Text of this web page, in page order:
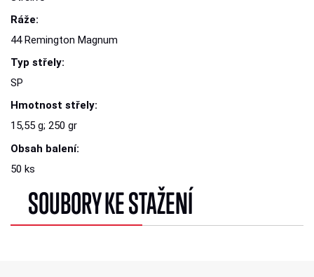
Ráže:
44 Remington Magnum
Typ střely:
SP
Hmotnost střely:
15,55 g; 250 gr
Obsah balení:
50 ks
SOUBORY KE STAŽENÍ